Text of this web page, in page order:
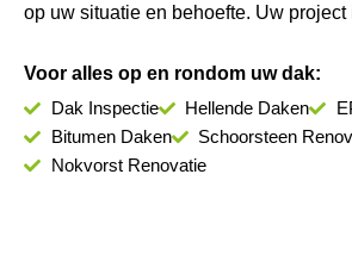
op uw situatie en behoefte. Uw project
Voor alles op en rondom uw dak:
Dak Inspectie Hellende Daken
Bitumen Daken
Schoorsteen
Nokvorst Renovatie